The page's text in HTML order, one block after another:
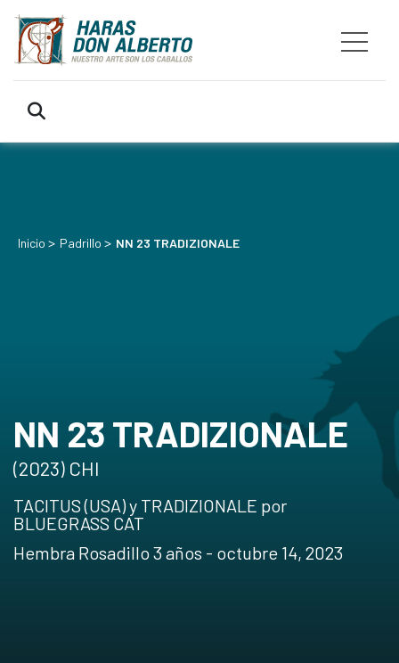
Inicio > Padrillo > NN 23 TRADIZIONALE
NN 23 TRADIZIONALE
(2023) CHI
TACITUS (USA) y TRADIZIONALE por
BLUEGRASS CAT
Hembra Rosadillo 3 años - octubre 14, 2023